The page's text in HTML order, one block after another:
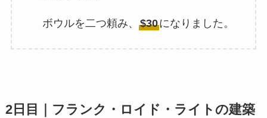
ボウルを二つ頼み、 $30になりました。
2日目｜フランク・ロイド・ライトの建築